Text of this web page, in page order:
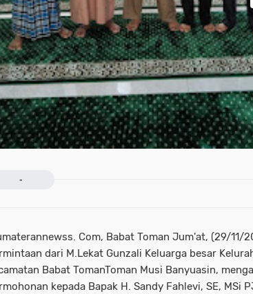
-
Com, Babat Toman Jum'at, (29/11/
dari M.Lekat Gunzali Keluarga besar
Babat TomanToman Musi Banyuasin,
kepada Bapak H. Sandy Fahlevi, SE, MSi